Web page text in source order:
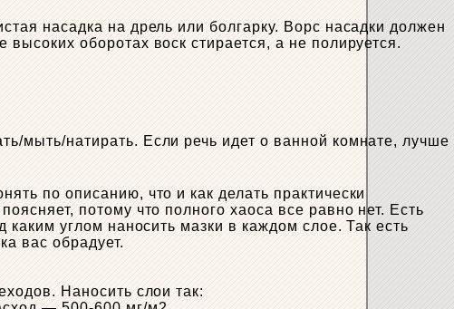
насадка на дрель или болгарку. Ворс насадки должен
оборотах воск стирается, а не полируется.
мыть/натирать. Если речь идет о ванной комнате, лучше
по описанию, что и как делать практически
потому что полного хаоса все равно нет. Есть
углом наносить мазки в каждом слое. Так есть
вас обрадует.
Наносить слои так: